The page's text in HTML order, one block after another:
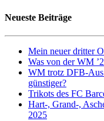
Neueste Beiträge
Mein neuer dritter
Was von der WM
WM trotz DFB-
günstiger?
Trikots des FC
Hart-, Grand-,
2025